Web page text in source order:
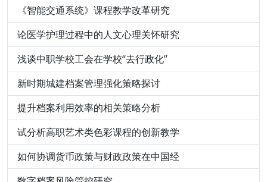
《智能交通系统》课程教学改革研究
论医学护理过程中的人文心理关怀研究
浅谈中职学校工会在学校“去行政化”
新时期城建档案管理强化策略探讨
提升档案利用效率的相关策略分析
试分析高职艺术类色彩课程的创新教学
如何协调货币政策与财政政策在中国经